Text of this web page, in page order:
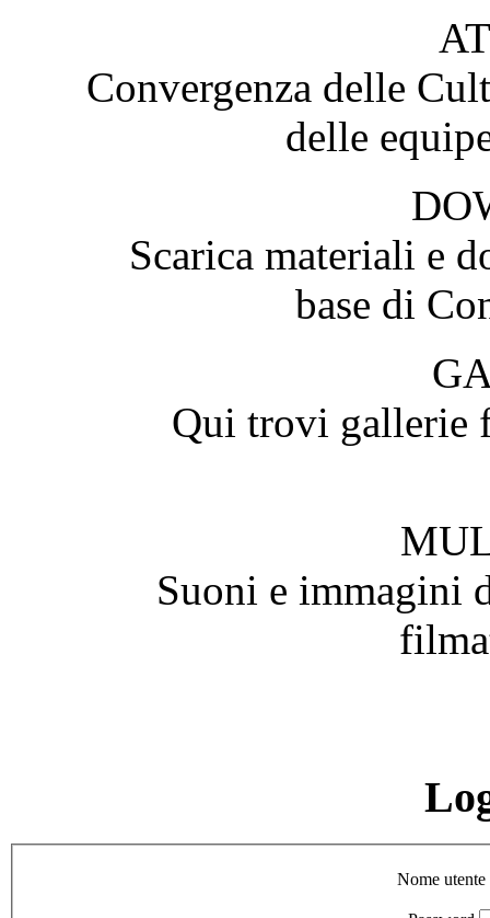
Convergenza delle
delle
Scarica materiali e
base di
Qui trovi gallerie
Suoni e immagini
Nome utente